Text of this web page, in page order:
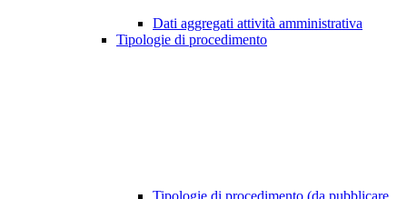
Dati aggregati attività amministrativa
Tipologie di procedimento